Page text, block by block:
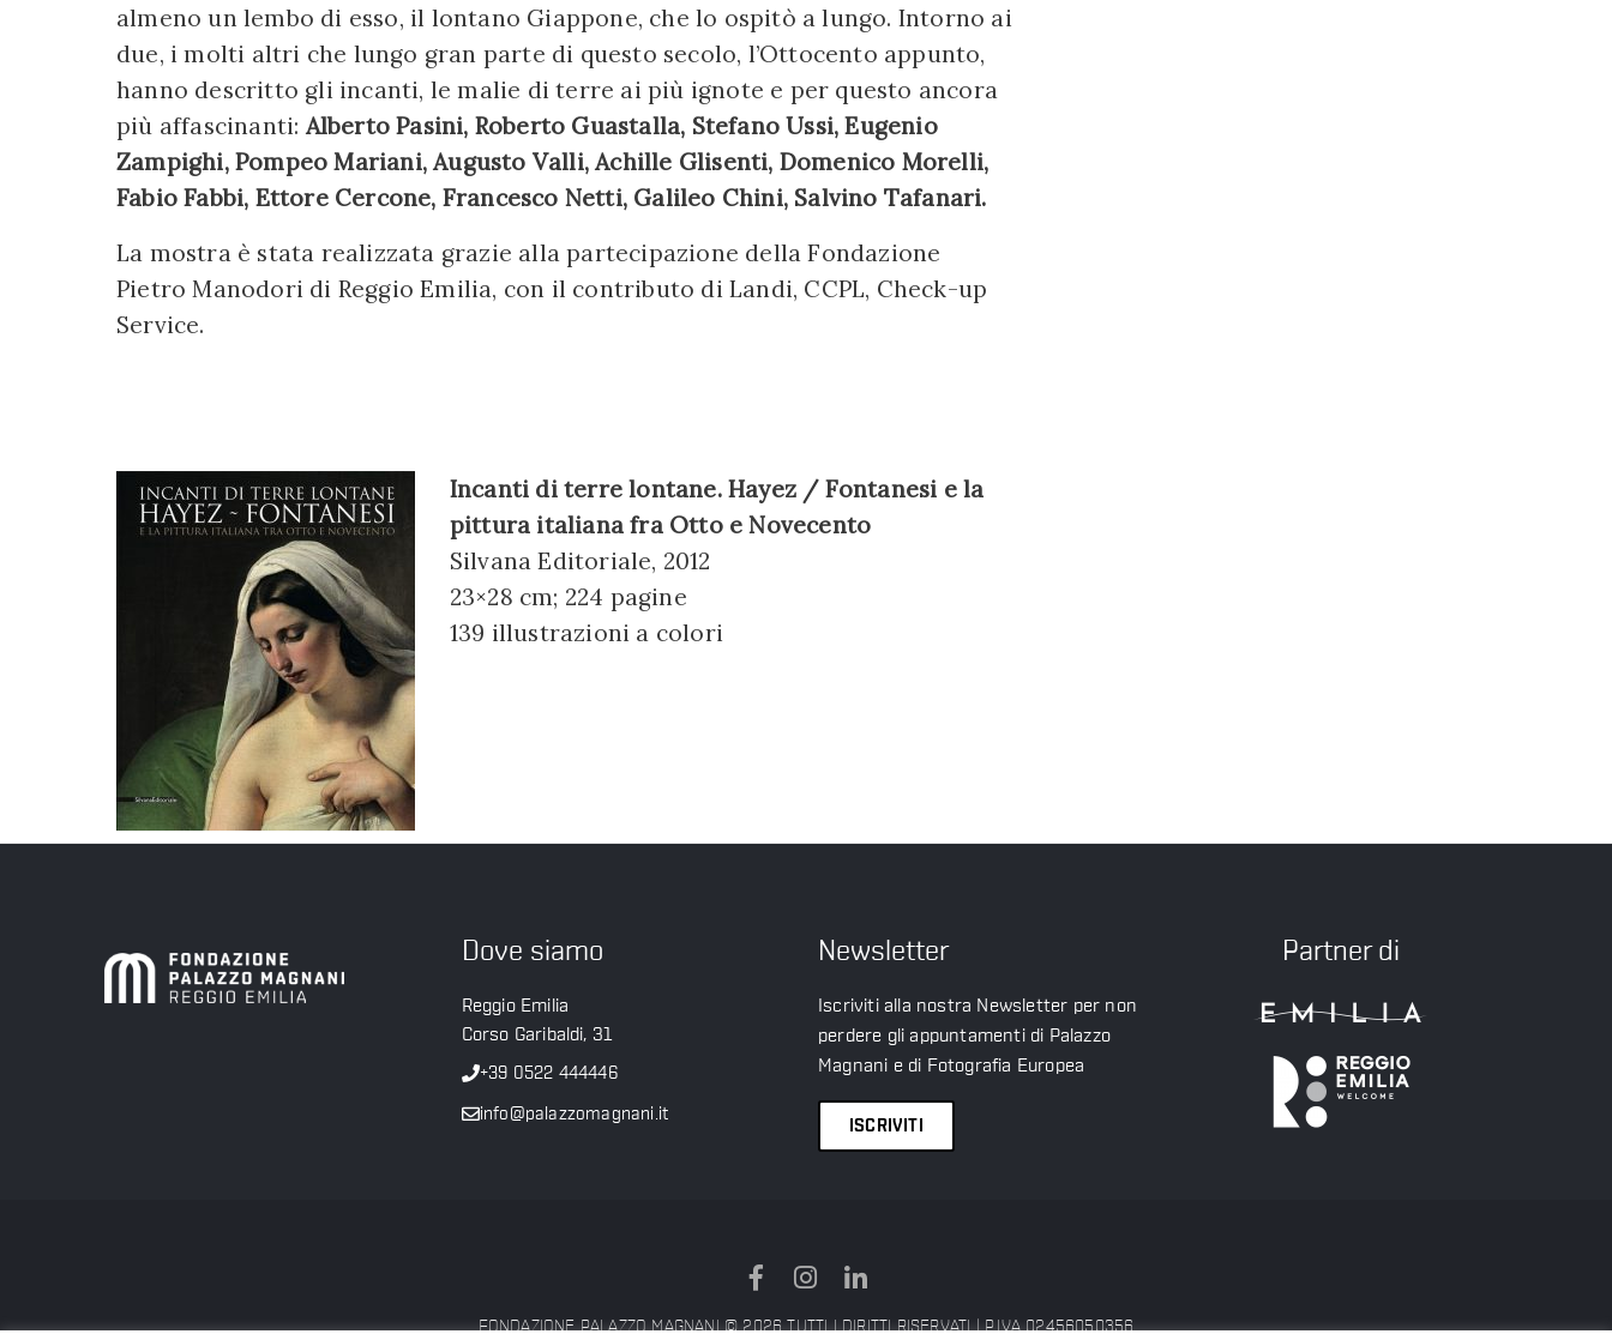
almeno un lembo di esso, il lontano Giappone, che lo ospitò a lungo. Intorno ai
due, i molti altri che lungo gran parte di questo secolo, l’Ottocento appunto,
hanno descritto gli incanti, le malie di terre ai più ignote e per questo ancora
più affascinanti: Alberto Pasini, Roberto Guastalla, Stefano Ussi, Eugenio
Zampighi, Pompeo Mariani, Augusto Valli, Achille Glisenti, Domenico Morelli,
Fabio Fabbi, Ettore Cercone, Francesco Netti, Galileo Chini, Salvino Tafanari.
La mostra è stata realizzata grazie alla partecipazione della Fondazione
Pietro Manodori di Reggio Emilia, con il contributo di Landi, CCPL, Check-up
Service.
Incanti di terre lontane. Hayez / Fontanesi e la
pittura italiana fra Otto e Novecento
Silvana Editoriale, 2012
23×28 cm; 224 pagine
139 illustrazioni a colori
Dove siamo
Reggio Emilia
Corso Garibaldi, 31
+39 0522 444446
info@palazzomagnani.it
Newsletter
Iscriviti alla nostra Newsletter per non
perdere gli appuntamenti di Palazzo
Magnani e di Fotografia Europea
ISCRIVITI
Partner di
FONDAZIONE PALAZZO MAGNANI © 2026 TUTTI I DIRITTI RISERVATI | P.IVA 02456050356